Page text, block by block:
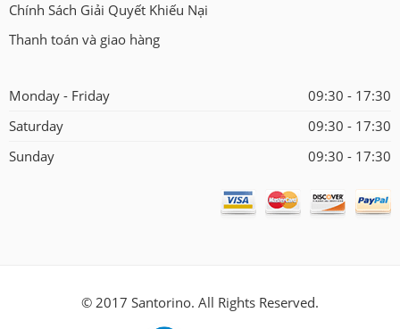
Chính Sách Giải Quyết Khiếu Nại
Thanh toán và giao hàng
Monday - Friday
09:30 - 17:30
Saturday
09:30 - 17:30
Sunday
09:30 - 17:30
© 2017 Santorino. All Rights Reserved.